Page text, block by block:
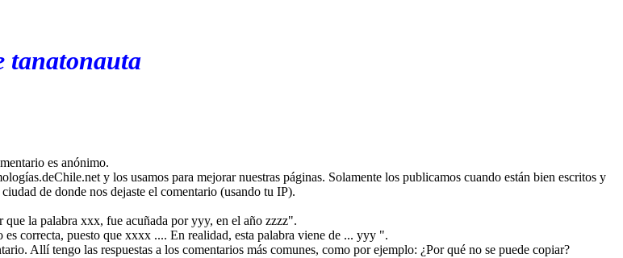
tanatonauta
es anónimo.
y los usamos para mejorar nuestras páginas. Solamente los publicamos cuando están bien escritos y
de donde nos dejaste el comentario (usando tu IP).
la palabra xxx, fue acuñada por yyy, en el año zzzz".
correcta, puesto que xxxx .... En realidad, esta palabra viene de ... yyy ".
Allí tengo las respuestas a los comentarios más comunes, como por ejemplo: ¿Por qué no se puede copiar?